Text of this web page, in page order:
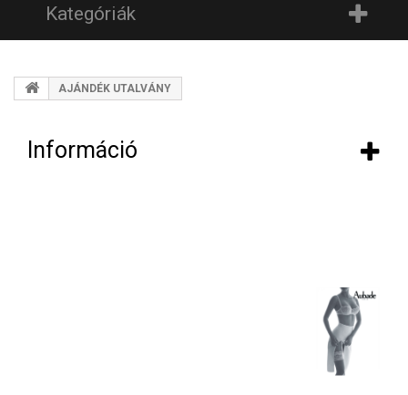
Kategóriák
AJÁNDÉK UTALVÁNY
Információ